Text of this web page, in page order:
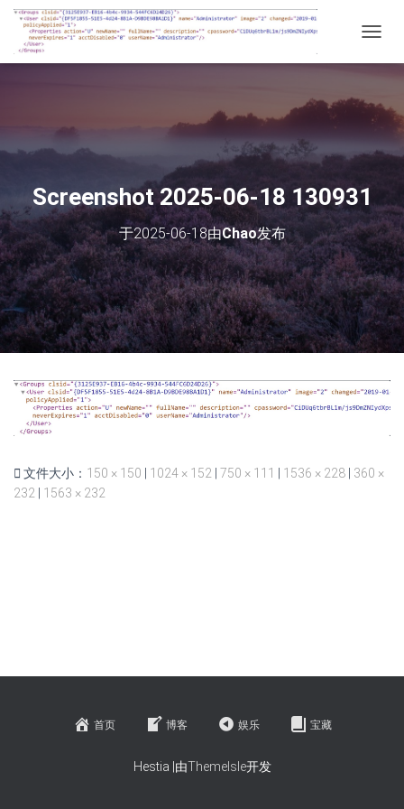
换
Screenshot 2025-06-18 130931
于2025-06-18由Chao发布
文件大小： 150 × 150 1024 × 152 750 × 111 1536 × 228
360 ×
232
1563 × 232
首页 博客 娱乐 宝藏
Hestia |由ThemeIsle开发